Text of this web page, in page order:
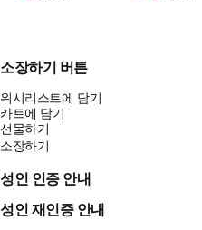
소장하기 버튼
위시리스트에 담기
카트에 담기
선물하기
소장하기
성인 인증 안내
성인 재인증 안내